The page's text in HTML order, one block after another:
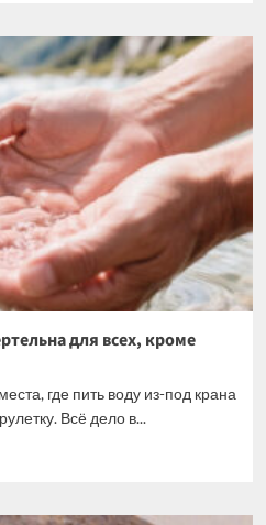
для всех, кроме
где пить воду из-под крана
Всё дело в...